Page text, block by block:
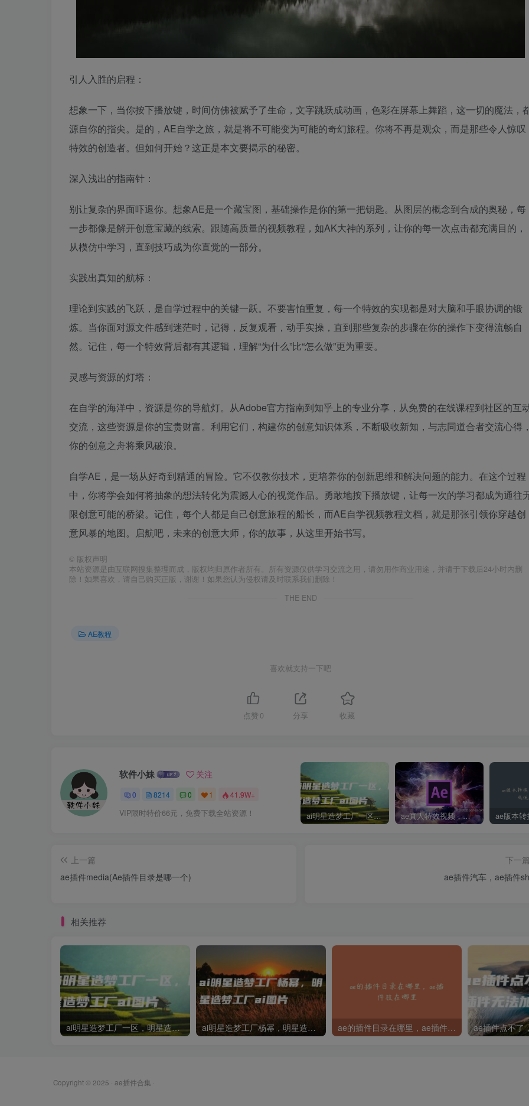
引人入胜的启程：
想象一下，当你按下播放键，时间仿佛被赋予了生命，文字跳跃成动画，色彩在屏幕上舞蹈，这一切的魔法，
源自你的指尖。是的，AE自学之旅，就是将不可能变为可能的奇幻旅程。你将不再是观众，而是那些令人惊叹
特效的创造者。但如何开始？这正是本文要揭示的秘密。
深入浅出的指南针：
别让复杂的界面吓退你。想象AE是一个藏宝图，基础操作是你的第一把钥匙。从图层的概念到合成的奥秘，每
一步都像是解开创意宝藏的线索。跟随高质量的视频教程，如AK大神的系列，让你的每一次点击都充满目的，
从模仿中学习，直到技巧成为你直觉的一部分。
实践出真知的航标：
理论到实践的飞跃，是自学过程中的关键一跃。不要害怕重复，每一个特效的实现都是对大脑和手眼协调的锻
炼。当你面对源文件感到迷茫时，记得，反复观看，动手实操，直到那些复杂的步骤在你的操作下变得流畅自
然。记住，每一个特效背后都有其逻辑，理解“为什么”比“怎么做”更为重要。
灵感与资源的灯塔：
在自学的海洋中，资源是你的导航灯。从Adobe官方指南到知乎上的专业分享，从免费的在线课程到社区的互
交流，这些资源是你的宝贵财富。利用它们，构建你的创意知识体系，不断吸收新知，与志同道合者交流心得，
你的创意之舟将乘风破浪。
自学AE，是一场从好奇到精通的冒险。它不仅教你技术，更培养你的创新思维和解决问题的能力。在这个过程
中，你将学会如何将抽象的想法转化为震撼人心的视觉作品。勇敢地按下播放键，让每一次的学习都成为通往
限创意可能的桥梁。记住，每个人都是自己创意旅程的船长，而AE自学视频教程文档，就是那张引领你穿越创
意风暴的地图。启航吧，未来的创意大师，你的故事，从这里开始书写。
© 版权声明
本站资源是由互联网搜集整理而成，版权均归原作者所有。所有资源仅供学习交流之用，请勿用作商业用途，并请于下载后24小时内删
除！如果喜欢，请自己购买正版，谢谢！如果您认为侵权请及时联系我们删除！
THE END
AE教程
喜欢就支持一下吧
点赞 0 分享 收藏
软件小妹 关注
0 8214 0 1 41.9W+
VIP限时特价66元，免费下载全站资源！ ai明星造梦工厂一区，明星造梦工厂ai图片 ae真人特效视频，大学生第一次做ppt怎么做
上一篇
ae插件media(Ae插件目录是哪一个)
下一篇
ae插件汽车，ae插件
相关推荐
ai明星造梦工厂一区，明星造梦工厂ai图片 ai明星造梦工厂杨幂，明星造梦工厂ai图片 ae的插件目录在哪里，ae插件放在哪里
Copyright © 2025 · ae插件合集 ·